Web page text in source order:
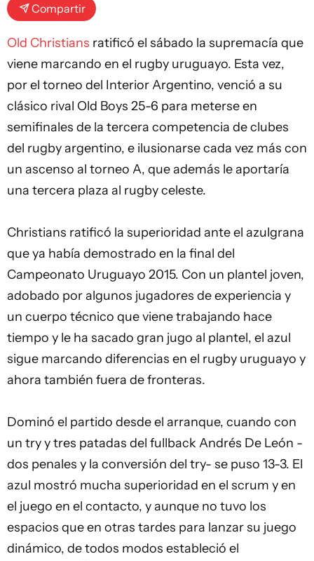
Compartir
Old Christians ratificó el sábado la supremacía que
viene marcando en el rugby uruguayo. Esta vez,
por el torneo del Interior Argentino, venció a su
clásico rival Old Boys 25-6 para meterse en
semifinales de la tercera competencia de clubes
del rugby argentino, e ilusionarse cada vez más con
un ascenso al torneo A, que además le aportaría
una tercera plaza al rugby celeste.
Christians ratificó la superioridad ante el azulgrana
que ya había demostrado en la final del
Campeonato Uruguayo 2015. Con un plantel joven,
adobado por algunos jugadores de experiencia y
un cuerpo técnico que viene trabajando hace
tiempo y le ha sacado gran jugo al plantel, el azul
sigue marcando diferencias en el rugby uruguayo y
ahora también fuera de fronteras.
Dominó el partido desde el arranque, cuando con
un try y tres patadas del fullback Andrés De León -
dos penales y la conversión del try- se puso 13-3. El
azul mostró mucha superioridad en el scrum y en
el juego en el contacto, y aunque no tuvo los
espacios que en otras tardes para lanzar su juego
dinámico, de todos modos estableció el